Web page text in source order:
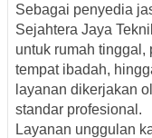
Sebagai penyedia
Sejahtera Jaya
untuk rumah tinggal,
tempat ibadah,
layanan dikerjakan
standar profesional.
Layanan unggulan